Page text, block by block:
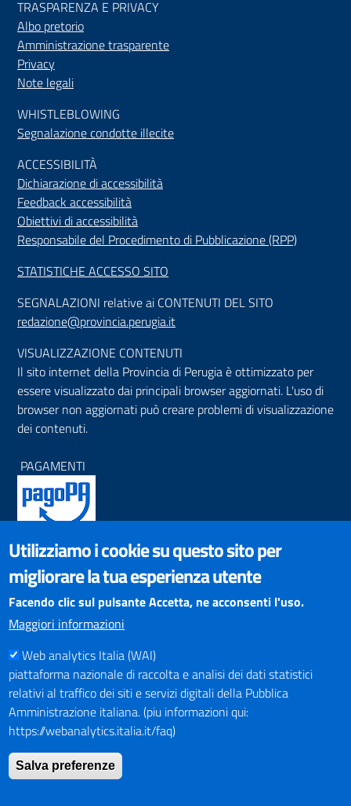
TRASPARENZA E PRIVACY
Albo pretorio
Amministrazione trasparente
Privacy
Note legali
WHISTLEBLOWING
Segnalazione condotte illecite
ACCESSIBILITÀ
Dichiarazione di accessibilità
Feedback accessibilità
Obiettivi di accessibilità
Responsabile del Procedimento di Pubblicazione (RPP)
STATISTICHE ACCESSO SITO
SEGNALAZIONI relative ai CONTENUTI DEL SITO
redazione@provincia.perugia.it
VISUALIZZAZIONE CONTENUTI
Il sito internet della Provincia di Perugia è ottimizzato per
essere visualizzato dai principali browser aggiornati. L'uso di
browser non aggiornati può creare problemi di visualizzazione
dei contenuti.
PAGAMENTI
SOCIAL NETWORKS
Pagina Facebook
Profilo Instagram
Canale YouTube
Mappa del Sito
Indirizzario
Utilizziamo i cookie su questo sito per
migliorare la tua esperienza utente
Facendo clic sul pulsante Accetta, ne acconsenti l'uso.
Maggiori informazioni
Web analytics Italia (WAI)
piattaforma nazionale di raccolta e analisi dei dati statistici
relativi al traffico dei siti e servizi digitali della Pubblica
Amministrazione italiana. (piu informazioni qui:
https://webanalytics.italia.it/faq)
Salva preferenze